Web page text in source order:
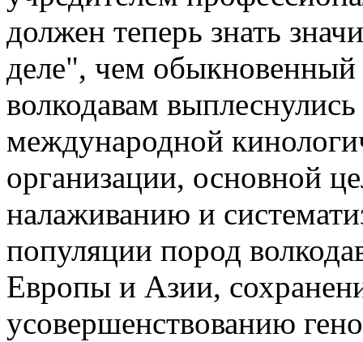
должен теперь знать
деле", чем
волкодавам
международной
организации, основной
налаживанию и
популяции пород
Европы и Азии,
усовершенствованию